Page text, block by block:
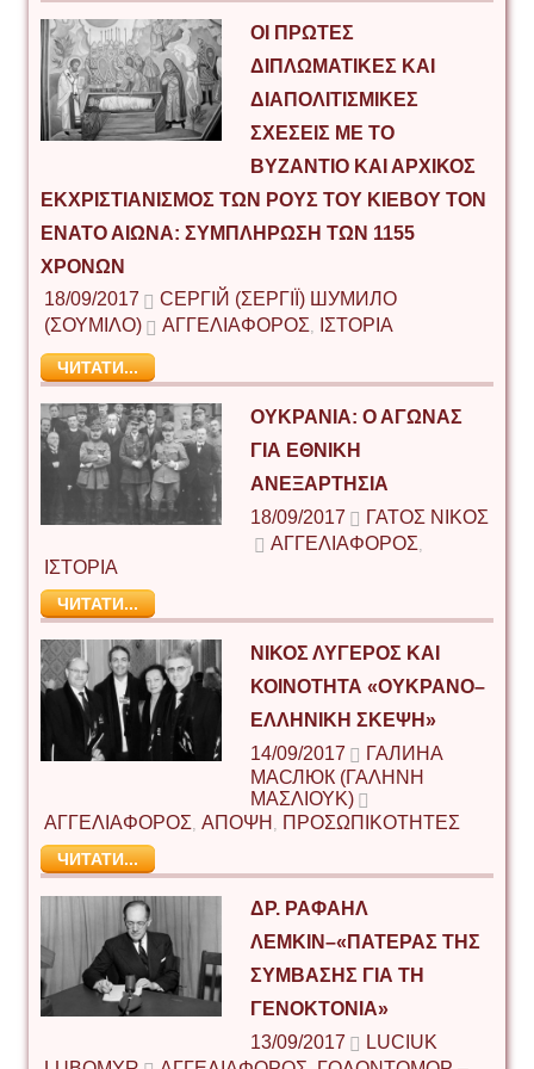
ΟΙ ΠΡΏΤΕΣ
ΔΙΠΛΩΜΑΤΙΚΈΣ ΚΑΙ
ΔΙΑΠΟΛΙΤΙΣΜΙΚΈΣ
ΣΧΈΣΕΙΣ ΜΕ ΤΟ
ΒΥΖΆΝΤΙΟ ΚΑΙ ΑΡΧΙΚΌΣ
ΕΚΧΡΙΣΤΙΑΝΙΣΜΌΣ ΤΩΝ ΡΟΥΣ ΤΟΥ ΚΙΈΒΟΥ ΤΟΝ
ΈΝΑΤΟ ΑΙΏΝΑ: ΣΥΜΠΛΉΡΩΣΗ ΤΩΝ 1155
ΧΡΌΝΩΝ
18/09/2017
СЕРГІЙ (ΣΕΡΓΊΙ) ШУМИЛО
(ΣΟΥΜΊΛΟ)
ΑΓΓΕΛΙΑΦΟΡΟΣ, ΙΣΤΟΡΙΑ
ЧИТАТИ...
ΟΥΚΡΑΝΙΑ: Ο ΑΓΩΝΑΣ
ΓΙΑ ΕΘΝΙΚΗ
ΑΝΕΞΑΡΤΗΣΙΑ
18/09/2017
ΓΑΤΟΣ ΝΙΚΟΣ
ΑΓΓΕΛΙΑΦΟΡΟΣ
ΙΣΤΟΡΙΑ
ЧИТАТИ...
ΝΙΚΟΣ ΛΥΓΕΡΟΣ ΚΑΙ
ΚΟΙΝΟΤΗΤΑ «ΟΥΚΡΑΝΟ–
ΕΛΛΗΝΙΚΗ ΣΚΕΨΗ»
14/09/2017
ГАЛИНА
МАСЛЮК (ΓΑΛΉΝΗ
ΜΑΣΛΙΟΎΚ)
ΑΓΓΕΛΙΑΦΟΡΟΣ, ΑΠΟΨΗ , ΠΡΟΣΩΠΙΚΟΤΗΤΕΣ
ЧИТАТИ...
ΔΡ. ΡΑΦΑΗΛ
ΛΕΜΚΙΝ–«ΠΑΤΕΡΑΣ ΤΗΣ
ΣΥΜΒΑΣΗΣ ΓΙΑ ΤΗ
ΓΕΝΟΚΤΟΝΙΑ»
13/09/2017
LUCIUK